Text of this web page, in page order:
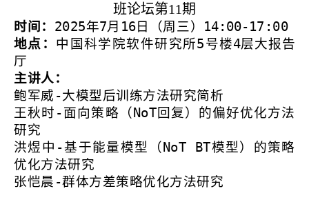
班论坛第11期
时间： 2025年7月 16日（周三） 14:00-17 :00
地点： 中国科学院软件研究所5号楼4层大报告
厅
主讲人：
鲍军威 -大模型后训练方法研究简析
王秋时 -面向策略（ NoT回复）的偏好优化方法
研究
洪煜中 -基于能量模型（ NoT BT模型）的策略
优化方法研究
张恺晨 -群体方差策略优化方法研究